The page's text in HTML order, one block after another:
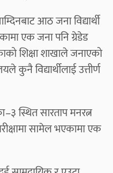
आठ जना विद्यार्थी
एक जना पनि ग्रेडेड
शिक्षा शाखाले जनाएको
कुनै विद्यार्थीलाई उत्तीर्ण
स्थित सारताप मनरत्न
सामेल भएकामा एक